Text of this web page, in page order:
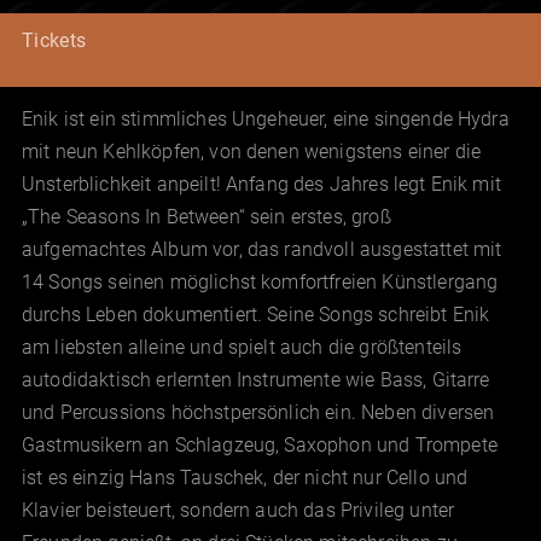
Tickets
Enik ist ein stimmliches Ungeheuer, eine singende Hydra
mit neun Kehlköpfen, von denen wenigstens einer die
Unsterblichkeit anpeilt! Anfang des Jahres legt Enik mit
„The Seasons In Between“ sein erstes, groß
aufgemachtes Album vor, das randvoll ausgestattet mit
14 Songs seinen möglichst komfortfreien Künstlergang
durchs Leben dokumentiert. Seine Songs schreibt Enik
am liebsten alleine und spielt auch die größtenteils
autodidaktisch erlernten Instrumente wie Bass, Gitarre
und Percussions höchstpersönlich ein. Neben diversen
Gastmusikern an Schlagzeug, Saxophon und Trompete
ist es einzig Hans Tauschek, der nicht nur Cello und
Klavier beisteuert, sondern auch das Privileg unter